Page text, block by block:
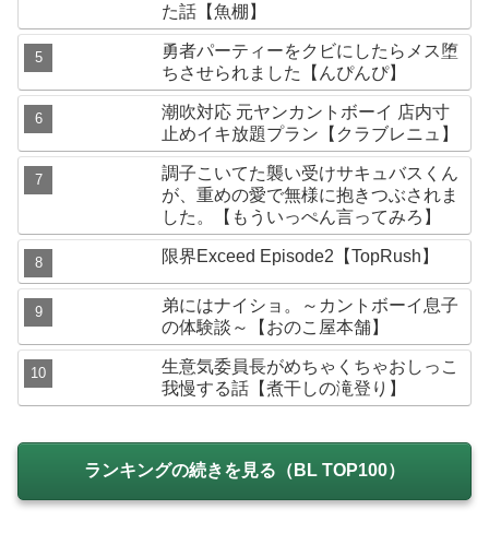
た話【魚棚】
勇者パーティーをクビにしたらメス堕
ちさせられました【んぴんぴ】
潮吹対応 元ヤンカントボーイ 店内寸
止めイキ放題プラン【クラブレニュ】
調子こいてた襲い受けサキュバスくん
が、重めの愛で無様に抱きつぶされま
した。【もういっぺん言ってみろ】
限界Exceed Episode2【TopRush】
弟にはナイショ。～カントボーイ息子
の体験談～【おのこ屋本舗】
生意気委員長がめちゃくちゃおしっこ
我慢する話【煮干しの滝登り】
ランキングの続きを見る（BL TOP100）